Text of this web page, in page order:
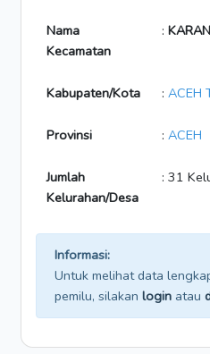
Nama
Kecamatan
:
Kabupaten/Kota : ACEH
Provinsi : ACEH
Jumlah
Kelurahan/Desa
: 31
Informasi:
Untuk melihat data
pemilu, silakan login atau